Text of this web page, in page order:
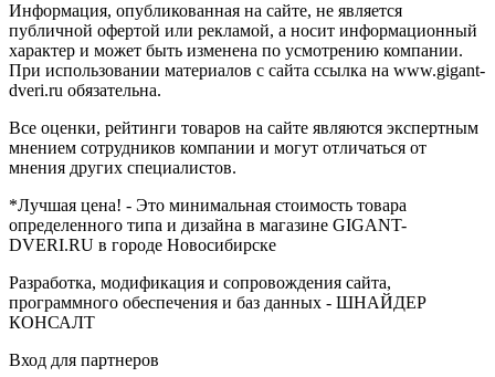
Информация, опубликованная на сайте, не является
публичной офертой или рекламой, а носит информационный
характер и может быть изменена по усмотрению компании.
При использовании материалов с сайта ссылка на www.gigant-
dveri.ru обязательна.
Все оценки, рейтинги товаров на сайте являются экспертным
мнением сотрудников компании и могут отличаться от
мнения других специалистов.
*Лучшая цена! - Это минимальная стоимость товара
определенного типа и дизайна в магазине GIGANT-
DVERI.RU в городе Новосибирске
Разработка, модификация и сопровождения сайта,
программного обеспечения и баз данных - ШНАЙДЕР
КОНСАЛТ
Вход для партнеров